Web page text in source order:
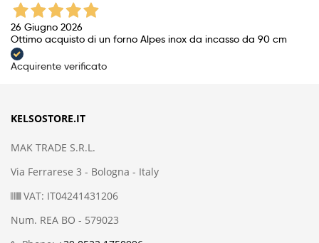
26 Giugno 2026
Ottimo acquisto di un forno Alpes inox da incasso da 90 cm
Acquirente verificato
KELSOSTORE.IT
MAK TRADE S.R.L.
Via Ferrarese 3 - Bologna - Italy
VAT: IT04241431206
Num. REA BO - 579023